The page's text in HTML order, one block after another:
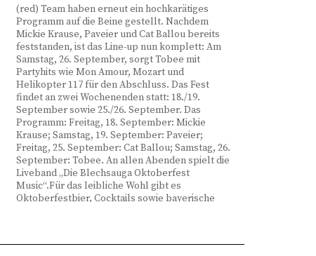
(red) Team haben erneut ein hochkarätiges
Programm auf die Beine gestellt. Nachdem
Mickie Krause, Paveier und Cat Ballou bereits
feststanden, ist das Line-up nun komplett: Am
Samstag, 26. September, sorgt Tobee mit
Partyhits wie Mon Amour, Mozart und
Helikopter 117 für den Abschluss. Das Fest
findet an zwei Wochenenden statt: 18./19.
September sowie 25./26. September. Das
Programm: Freitag, 18. September: Mickie
Krause; Samstag, 19. September: Paveier;
Freitag, 25. September: Cat Ballou; Samstag, 26.
September: Tobee. An allen Abenden spielt die
Liveband „Die Blechsauga Oktoberfest
Music“.Für das leibliche Wohl gibt es
Oktoberfestbier, Cocktails sowie bayerische
www.bergisches-oktoberfest.de sowie über die